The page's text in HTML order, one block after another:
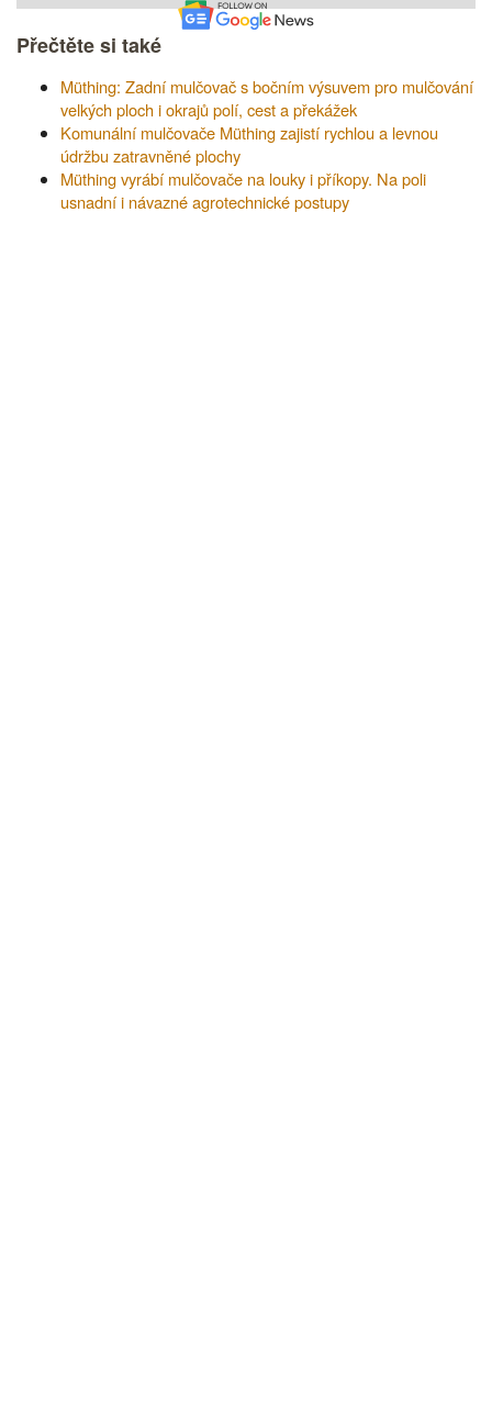
Přečtěte si také
Müthing: Zadní mulčovač s bočním výsuvem pro mulčování
velkých ploch i okrajů polí, cest a překážek
Komunální mulčovače Müthing zajistí rychlou a levnou
údržbu zatravněné plochy
Müthing vyrábí mulčovače na louky i příkopy. Na poli
usnadní i návazné agrotechnické postupy